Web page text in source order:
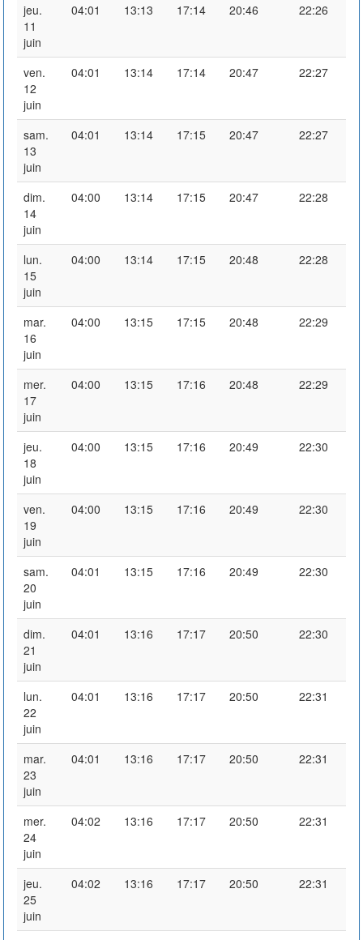
jeu.
11
juin
04:01 13:13 17:14 20:46 22:26
ven.
12
juin
04:01 13:14 17:14 20:47 22:27
sam.
13
juin
04:01 13:14 17:15 20:47 22:27
dim.
14
juin
04:00 13:14 17:15 20:47 22:28
lun.
15
juin
04:00 13:14 17:15 20:48 22:28
mar.
16
juin
04:00 13:15 17:15 20:48 22:29
mer.
17
juin
04:00 13:15 17:16 20:48 22:29
jeu.
18
juin
04:00 13:15 17:16 20:49 22:30
ven.
19
juin
04:00 13:15 17:16 20:49 22:30
sam.
20
juin
04:01 13:15 17:16 20:49 22:30
dim.
21
juin
04:01 13:16 17:17 20:50 22:30
lun.
22
juin
04:01 13:16 17:17 20:50 22:31
mar.
23
juin
04:01 13:16 17:17 20:50 22:31
mer.
24
juin
04:02 13:16 17:17 20:50 22:31
jeu.
25
juin
04:02 13:16 17:17 20:50 22:31